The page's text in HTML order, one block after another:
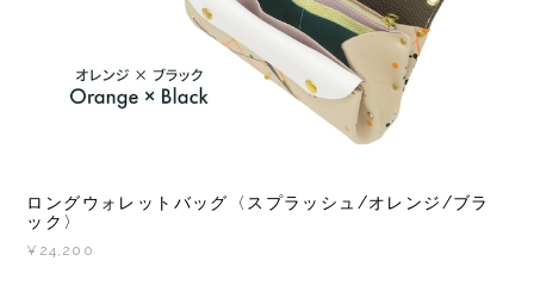
ロングウォレットバッグ〈スプラッシュ/オレンジ/ブラ
ック〉
¥24,200